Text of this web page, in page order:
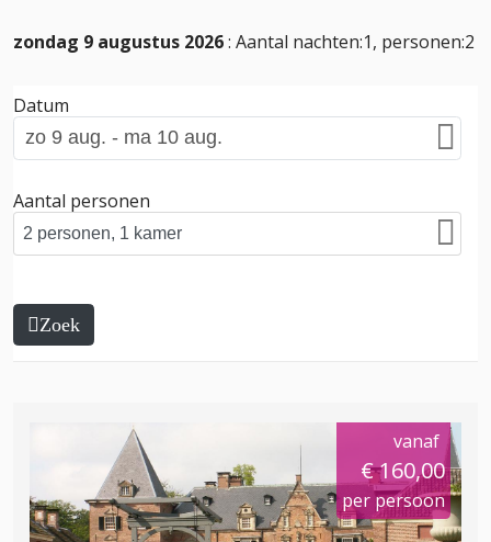
zondag 9 augustus 2026: Aantal nachten:1, personen:2
Datum
Aantal personen
Zoek
vanaf
€ 160,00
per persoon